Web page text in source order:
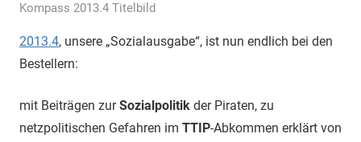
Kompass 2013.4 Titelbild
2013.4, unsere „Sozialausgabe“, ist nun endlich bei den
Bestellern:
mit Beiträgen zurSozialpolitik der Piraten, zu
netzpolitischen Gefahren im TTIP-Abkommen erklärt von